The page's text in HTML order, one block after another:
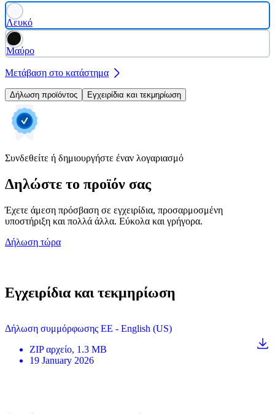
Λευκό
Μαύρο
Μετάβαση στο κατάστημα
Δήλωση προϊόντος Εγχειρίδια και τεκμηρίωση
Συνδεθείτε ή δημιουργήστε έναν λογαριασμό
Δηλώστε το προϊόν σας
Έχετε άμεση πρόσβαση σε εγχειρίδια, προσαρμοσμένη
υποστήριξη και πολλά άλλα. Εύκολα και γρήγορα.
Δήλωση τώρα
Εγχειρίδια και τεκμηρίωση
Δήλωση συμμόρφωσης ΕΕ - English (US)
ZIP αρχείο, 1.3 MB
19 January 2026